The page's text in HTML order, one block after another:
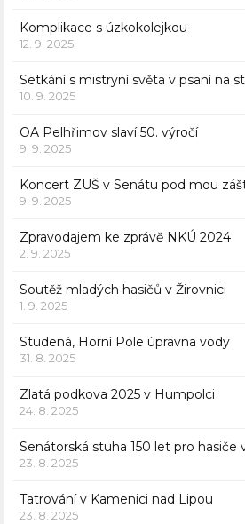
Komplikace s úzkokolejkou
12. 9. 2025
Setkání s mistryní světa v psaní na
10. 9. 2025
OA Pelhřimov slaví 50. výročí
9. 9. 2025
Koncert ZUŠ v Senátu pod mou
9. 9. 2025
Zpravodajem ke zprávě NKÚ 2024
2. 9. 2025
Soutěž mladých hasičů v Žirovnici
1. 9. 2025
Studená, Horní Pole úpravna vody
31. 8. 2025
Zlatá podkova 2025 v Humpolci
24. 8. 2025
Senátorská stuha 150 let pro hasiče
23. 8. 2025
Tatrování v Kamenici nad Lipou
23. 8. 2025